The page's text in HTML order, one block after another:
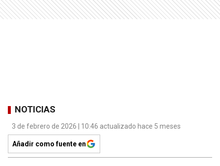
NOTICIAS
3 de febrero de 2026 | 10:46 actualizado hace 5 meses
Añadir como fuente en